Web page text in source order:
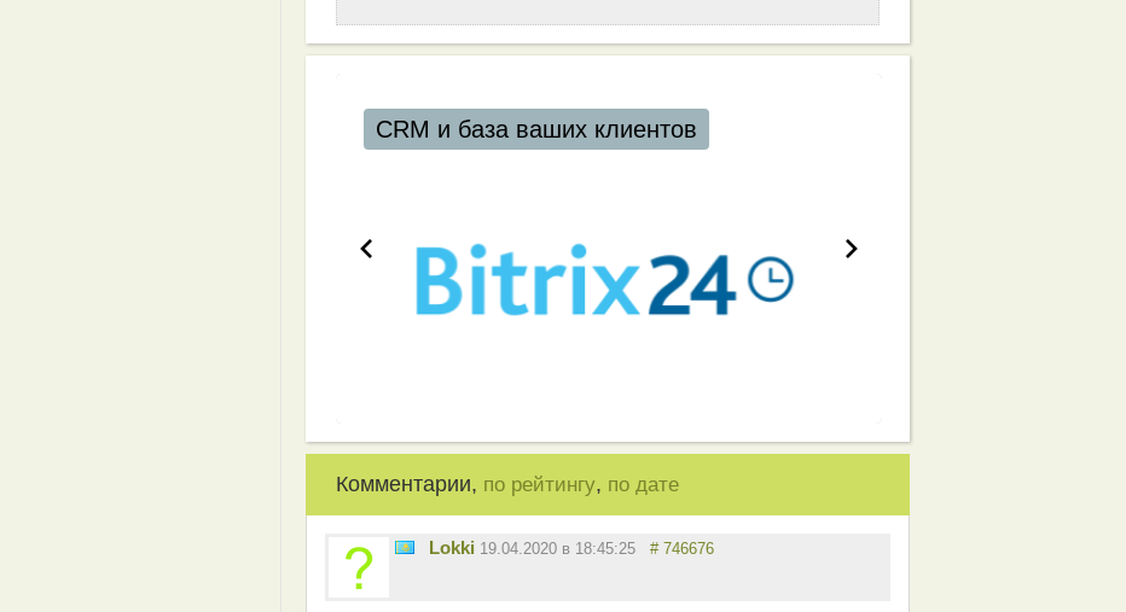
CRM и база ваших клиентов
Комментарии, по рейтингу, по дате
Lokki 19.04.2020 в 18:45:25 # 746676